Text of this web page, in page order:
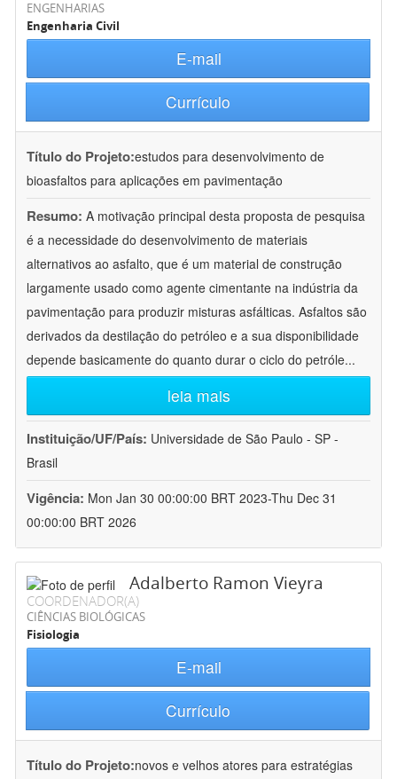
ENGENHARIAS
Engenharia Civil
E-mail
Currículo
Título do Projeto:estudos para desenvolvimento de
bioasfaltos para aplicações em pavimentação
Resumo: A motivação principal desta proposta de pesquisa
é a necessidade do desenvolvimento de materiais
alternativos ao asfalto, que é um material de construção
largamente usado como agente cimentante na indústria da
pavimentação para produzir misturas asfálticas. Asfaltos são
derivados da destilação do petróleo e a sua disponibilidade
depende basicamente do quanto durar o ciclo do petróle...
leia mais
Instituição/UF/País: Universidade de São Paulo - SP -
Brasil
Vigência: Mon Jan 30 00:00:00 BRT 2023-Thu Dec 31
00:00:00 BRT 2026
Adalberto Ramon Vieyra
COORDENADOR(A)
CIÊNCIAS BIOLÓGICAS
Fisiologia
E-mail
Currículo
Título do Projeto:novos e velhos atores para estratégias